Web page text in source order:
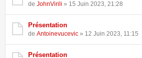
de JohnVirili » 15 Juin 2023, 21:28
Présentation
de Antoinevucevic » 12 Juin 2023, 11:15
Présentation